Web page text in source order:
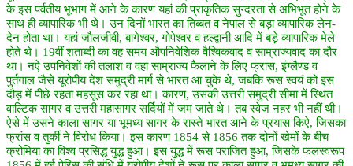
के इस पर्वतीय भूभाग में आने के कारण यहां की प्राकृतिक सुन्दरता से अभिभूत होने के
साथ ही व्यापारिक भी थे। उन दिनों भारत का तिब्बत व नेपाल से बड़ा व्यापारिक लेन-
देन होता था। यहां जौलजीवी, बागेश्वर, गोपेश्वर व हल्द्वानी आदि में बड़े व्यापारिक मेले
होते थे। 19वीं शताब्दी का वह समय औपनिवेशिक वैश्विकवाद व साम्राज्यवाद का दौर
था। नऐ उपनिवेशों की तलाश व वहां साम्राज्य फैलाने के लिए फ्रांस, इंग्लैण्ड व
पुर्तगाल जैसे यूरोपीय देश समुद्री मार्ग से भारत आ चुके थे, जबकि रूस स्वयं को इस
दौड़ में पीछे रहता महसूस कर रहा था। कारण, उसकी उत्तरी समुद्री सीमा में स्थित
वाल्टिक सागर व उत्तरी महासागर सर्दियों में जम जाते थे। तब स्वेज नहर भी नहीं थी।
ऐसे में उसने काला सागर या भूमध्य सागर के रास्ते भारत आने के प्रयास किऐ, जिसका
फ्रांस व तुर्की ने विरोध किया। इस कारण 1854 से 1856 तक दोनों खेमों के बीच
क्रोमिया का विश्व प्रसिद्ध युद्ध हुआ। इस युद्ध में रूस पराजित हुआ, जिसके फलस्वरूप